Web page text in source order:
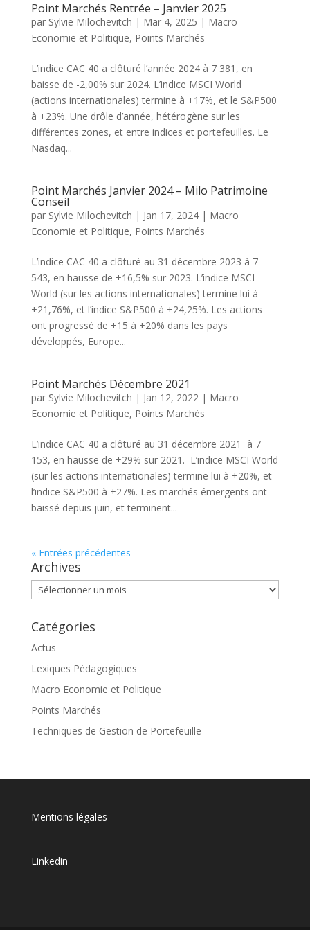
Point Marchés Rentrée – Janvier 2025
par Sylvie Milochevitch | Mar 4, 2025 | Macro
Economie et Politique, Points Marchés
L’indice CAC 40 a clôturé l’année 2024 à 7 381, en
baisse de -2,00% sur 2024. L’indice MSCI World
(actions internationales) termine à +17%, et le S&P500
à +23%. Une drôle d’année, hétérogène sur les
différentes zones, et entre indices et portefeuilles. Le
Nasdaq...
Point Marchés Janvier 2024 – Milo Patrimoine
Conseil
par Sylvie Milochevitch | Jan 17, 2024| Macro
Economie et Politique, Points Marchés
L’indice CAC 40 a clôturé au 31 décembre 2023 à 7
543, en hausse de +16,5% sur 2023. L’indice MSCI
World (sur les actions internationales) termine lui à
+21,76%, et l’indice S&P500 à +24,25%. Les actions
ont progressé de +15 à +20% dans les pays
développés, Europe...
Point Marchés Décembre 2021
par Sylvie Milochevitch | Jan 12, 2022| Macro
Economie et Politique, Points Marchés
L’indice CAC 40 a clôturé au 31 décembre 2021 à 7
153, en hausse de +29% sur 2021. L’indice MSCI World
(sur les actions internationales) termine lui à +20%, et
l’indice S&P500 à +27%. Les marchés émergents ont
baissé depuis juin, et terminent...
« Entrées précédentes
Archives
Archives
Catégories
Actus
Lexiques Pédagogiques
Macro Economie et Politique
Points Marchés
Techniques de Gestion de Portefeuille
Mentions légales
Linkedin